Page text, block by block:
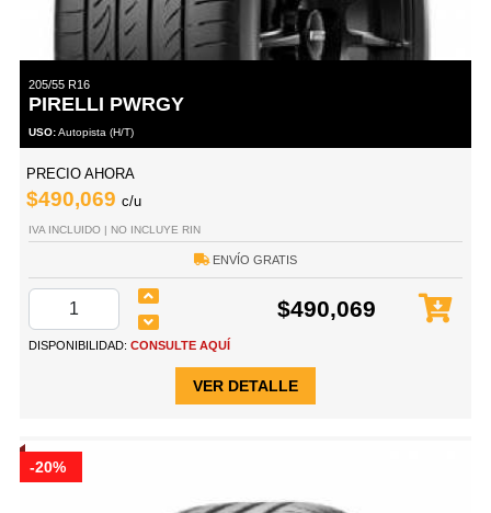
205/55 R16
PIRELLI PWRGY
USO:Autopista (H/T)
PRECIO AHORA
$490,069 c/u
IVA INCLUIDO | NO INCLUYE RIN
ENVÍO GRATIS
$490,069
DISPONIBILIDAD: CONSULTE AQUÍ
VER DETALLE
-20%